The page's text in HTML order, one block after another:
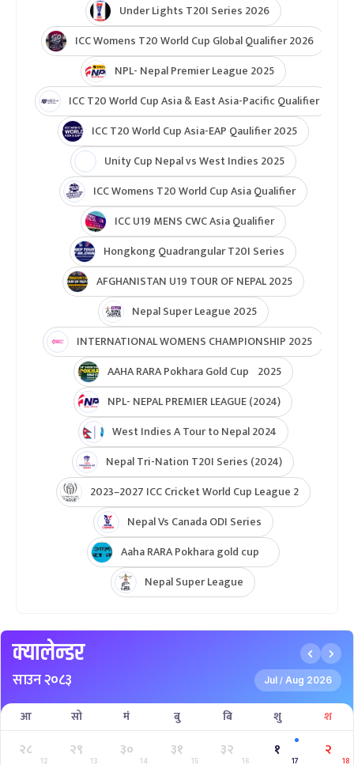
Under Lights T20I Series 2026
ICC Womens T20 World Cup Global Qualifier 2026
NPL- Nepal Premier League 2025
ICC T20 World Cup Asia & East Asia-Pacific Qualifier
ICC T20 World Cup Asia-EAP Qaulifier 2025
Unity Cup Nepal vs West Indies 2025
ICC Womens T20 World Cup Asia Qualifier
ICC U19 MENS CWC Asia Qualifier
Hongkong Quadrangular T20I Series
AFGHANISTAN U19 TOUR OF NEPAL 2025
Nepal Super League 2025
INTERNATIONAL WOMENS CHAMPIONSHIP 2025
AAHA RARA Pokhara Gold Cup 2025
NPL- NEPAL PREMIER LEAGUE (2024)
West Indies A Tour to Nepal 2024
Nepal Tri-Nation T20I Series (2024)
2023–2027 ICC Cricket World Cup League 2
Nepal Vs Canada ODI Series
Aaha RARA Pokhara gold cup
Nepal Super League
क्यालेन्डर
साउन २०८३ Jul / Aug 2026
आ सो मं बु बि शु श
२८
12
२९
13
३०
14
३१
15
३२
16
१
17
२
18